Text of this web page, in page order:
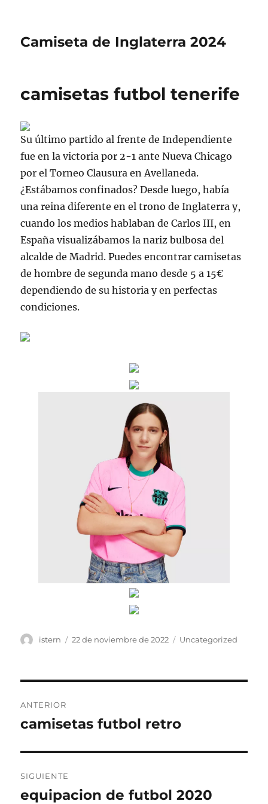
Camiseta de Inglaterra 2024
camisetas futbol tenerife
Su último partido al frente de Independiente
fue en la victoria por 2-1 ante Nueva Chicago
por el Torneo Clausura en Avellaneda.
¿Estábamos confinados? Desde luego, había
una reina diferente en el trono de Inglaterra y,
cuando los medios hablaban de Carlos III, en
España visualizábamos la nariz bulbosa del
alcalde de Madrid. Puedes encontrar camisetas
de hombre de segunda mano desde 5 a 15€
dependiendo de su historia y en perfectas
condiciones.
Autor
istern
Publicado
22 de noviembre de 2022 Categorías
Uncategorized
de
ANTERIOR
Entrada
camisetas futbol retro
SIGUIENTE
Entrada
equipacion de futbol 2020